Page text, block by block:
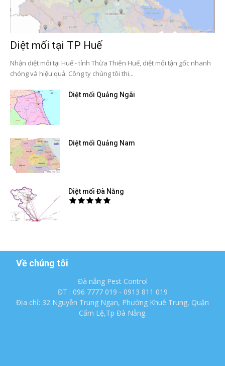
Diệt mối tại TP Huế
Nhận diệt mối tại Huế - tỉnh Thừa Thiên Huế, diệt mối tận gốc nhanh
chóng và hiệu quả. Công ty chúng tôi thi...
Diệt mối Quảng Ngãi
Diệt mối Quảng Nam
Diệt mối Đà Nẵng
Về chúng tôi
Đà nẵng Pest Control
ĐT : 096 7777 019 - 0913 811 019
Địa chỉ: 32 Nguyễn Trung Ngạn, Phường Khuê Trung, Quận
Cẩm Lệ,Tp Đà Nẵng.